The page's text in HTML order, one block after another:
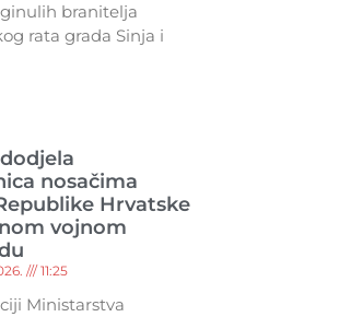
branitelja
rata grada Sinja i
nosačima
Hrvatske
vojnom
11:25
Ministarstva